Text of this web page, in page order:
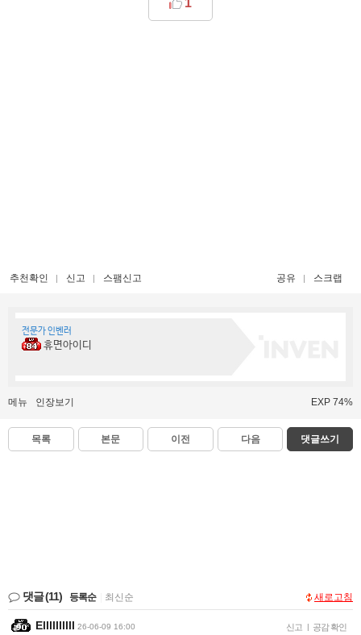
1
추천확인 신고 스팸신고 공유 스크랩
전문가 인벤러
휴면아이디
메뉴 인장보기 EXP 74%
목록 본문 이전 다음 댓글쓰기
댓글(11) 등록순 최신순 새로고침
Ellllllllll 26-06-09 16:00 신고 공감 확인